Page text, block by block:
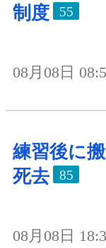
制度
55
08月08日
練習後に
死去
85
08月08日